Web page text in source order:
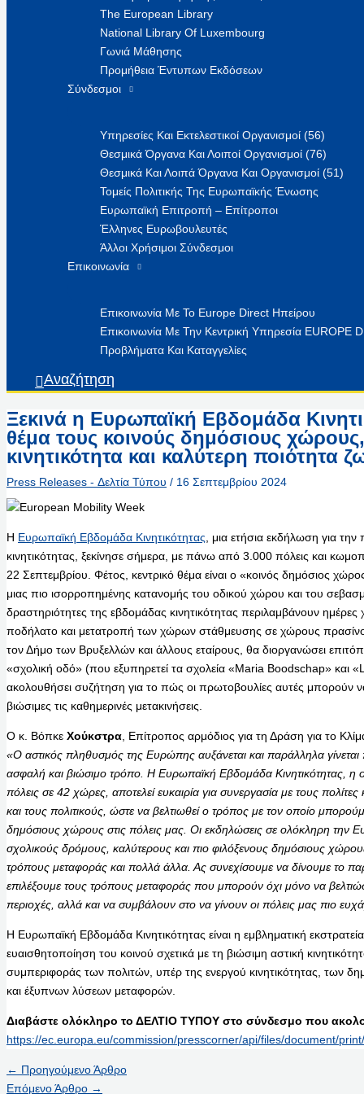
The European Library
National Library Of Luxembourg
Γωνιά Μάθησης
Προμήθεια Έντυπων Εκδόσεων
Σύνδεσμοι
Υπηρεσίες Και Εκτελεστικοί Οργανισμοί (56)
Θεσμικά Όργανα Και Λοιποί Οργανισμοί (76)
Θεσμικά Και Λοιπά Όργανα Και Οργανισμοί (51)
Τομείς Πολιτικής Της Ευρωπαϊκής Ένωσης
Ευρωπαϊκή Επιτροπή – Επίτροποι
Έλληνες Ευρωβουλευτές
Άλλοι Χρήσιμοι Σύνδεσμοι
Επικοινωνία
Επικοινωνία Με Το Europe Direct Ηπείρου
Επικοινωνία Με Την Κεντρική Υπηρεσία EUROPE
Προβλήματα Και Καταγγελίες
Αναζήτηση
Ξεκινά η Ευρωπαϊκή Εβδομάδα
θέμα τους κοινούς δημόσιους
κινητικότητα και καλύτερη ποιότητα
Press Releases - Δελτία Τύπου / 16 Σεπτεμβρίου 2024
Η Ευρωπαϊκή Εβδομάδα Κινητικότητας , μια ετήσια εκδήλωση για
κινητικότητας, ξεκίνησε σήμερα, με πάνω από 3.000 πόλεις και
22 Σεπτεμβρίου. Φέτος, κεντρικό θέμα είναι ο «κοινός δημόσιος
μιας πιο ισορροπημένης κατανομής του οδικού χώρου και του
δραστηριότητες της εβδομάδας κινητικότητας περιλαμβάνουν ημέρες
ποδήλατο και μετατροπή των χώρων στάθμευσης σε χώρους
τον Δήμο των Βρυξελλών και άλλους εταίρους, θα διοργανώσει
«σχολική οδό» (που εξυπηρετεί τα σχολεία «Maria Boodschap»
ακολουθήσει συζήτηση για το πώς οι πρωτοβουλίες αυτές μπορούν
βιώσιμες τις καθημερινές μετακινήσεις.
Ο κ. Βόπκε Χούκστρα , Επίτροπος αρμόδιος για τη Δράση για το
«Ο αστικός πληθυσμός της Ευρώπης αυξάνεται και παράλληλα γίνεται
ασφαλή και βιώσιμο τρόπο. Η Ευρωπαϊκή Εβδομάδα Κινητικότητας,
πόλεις σε 42 χώρες, αποτελεί ευκαιρία για συνεργασία με τους πολίτες
και τους πολιτικούς, ώστε να βελτιωθεί ο τρόπος με τον οποίο
δημόσιους χώρους στις πόλεις μας. Οι εκδηλώσεις σε ολόκληρη
σχολικούς δρόμους, καλύτερους και πιο φιλόξενους δημόσιους
τρόπους μεταφοράς και πολλά άλλα. Ας συνεχίσουμε να δίνουμε το
επιλέξουμε τους τρόπους μεταφοράς που μπορούν όχι μόνο να
περιοχές, αλλά και να συμβάλουν στο να γίνουν οι πόλεις μας πιο
Η Ευρωπαϊκή Εβδομάδα Κινητικότητας είναι η εμβληματική
ευαισθητοποίηση του κοινού σχετικά με τη βιώσιμη αστική
συμπεριφοράς των πολιτών, υπέρ της ενεργού κινητικότητας, των
και έξυπνων λύσεων μεταφορών.
Διαβάστε ολόκληρο το ΔΕΛΤΙΟ ΤΥΠΟΥ στο σύνδεσμο που
https://ec.europa.eu/commission/presscorner/api/files/document/
← Προηγούμενο Άρθρο
Επόμενο Άρθρο →